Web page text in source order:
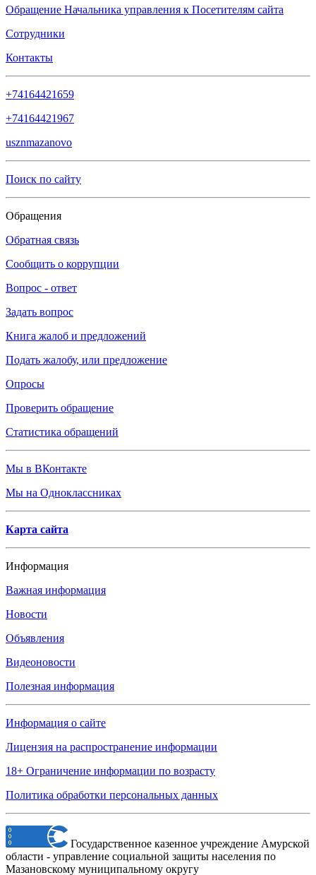
Обращение Начальника управления к Посетителям сайта
Сотрудники
Контакты
+74164421659
+74164421967
usznmazanovo
Поиск по сайту
Обращения
Обратная связь
Сообщить о коррупции
Вопрос - ответ
Задать вопрос
Книга жалоб и предложений
Подать жалобу, или предложение
Опросы
Проверить обращение
Статистика обращений
Мы в ВКонтакте
Мы на Одноклассниках
Карта сайта
Информация
Важная информация
Новости
Объявления
Видеоновости
Полезная информация
Информация о сайте
Лицензия на распространение информации
18+ Ограничение информации по возрасту
Политика обработки персональных данных
Государственное казенное учреждение Амурской
области - управление социальной защиты населения по
Мазановскому муниципальному округу